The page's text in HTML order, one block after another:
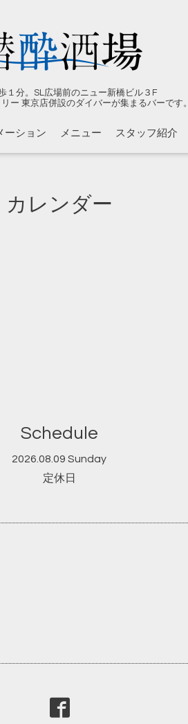
１分。SL広場前のニュー新橋ビル３F
ー 東京店併設のダイバーが集まるバーです。
ーション メニュー スタッフ紹介
カレンダー
Schedule
2026.08.09 Sunday
定休日